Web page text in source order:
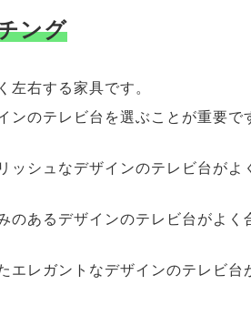
ング
左右する家具です。
のテレビ台を選ぶことが重要で
シュなデザインのテレビ台がよ
あるデザインのテレビ台がよく
レガントなデザインのテレビ台